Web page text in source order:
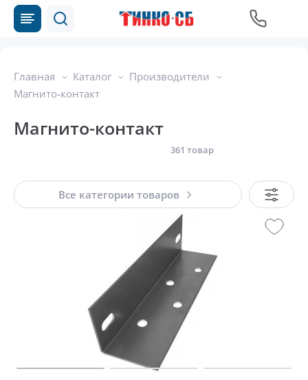
Главная Каталог
Производители
Магнито-контакт
Магнито-контакт
361 товар
Все категории товаров